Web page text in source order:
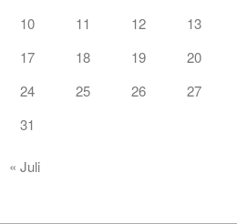
10
11 12 13
17
18 19 20
24
25 26 27
31
« Juli